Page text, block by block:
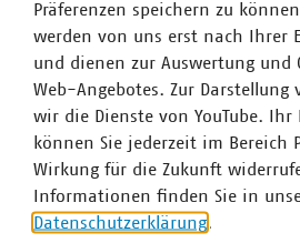
Stadtreinigung Hamburg. Das
erscheint am 13.08. – schauen
YouTube
Instagram
TikTok
LinkedIn
Präferenzen speichern zu
werden von uns erst nach Ihrer
und dienen zur Auswertung und
Web-Angebotes. Zur Darstellung
wir die Dienste von YouTube. Ihr
können Sie jederzeit im Bereich
Wirkung für die Zukunft
Informationen finden Sie in
Datenschutzerklärung